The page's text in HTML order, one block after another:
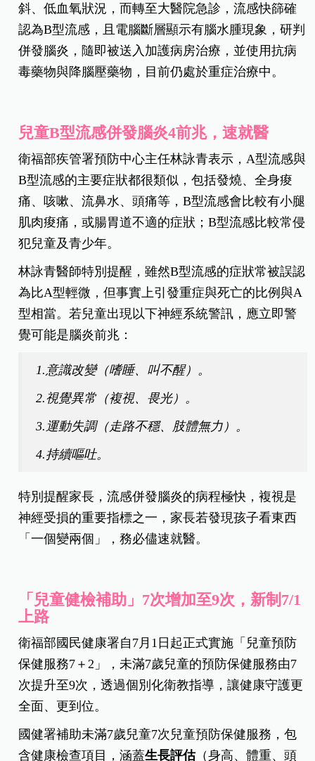
斜、低血氧狀況，而轉至大醫院急診，流感快篩確
認為B型流感，且電腦斷層顯示有腦水腫現象，研判
併發腦炎，隨即被送入加護病房治療，並使用抗病
毒藥物與降腦壓藥物，目前仍處於重症治療中。
兒童B型流感併發腦炎4前兆，速就醫
衛福部疾管署預防中心主任林詠青表示，A型流感與
B型流感的主要症狀都很類似，包括發燒、全身痠
痛、咳嗽、流鼻水、頭痛等，B型流感會比較有小腿
肌肉痠痛，或腸胃道不適的症狀；B型流感比較常侵
犯兒童及青少年。
林詠青醫師特別提醒，雖然B型流感的症狀常被誤認
為比A型輕微，但事實上引發重症與死亡的比例與A
型相當。若兒童出現以下神經系統警訊，應立即警
覺可能是腦炎前兆：
1.意識改變（嗜睡、叫不醒）。
2.視覺異常（複視、畏光）。
3.運動失調（走路不穩、肢體無力）。
4.持續嘔吐。
特別提醒家長，流感併發腦炎的病程極快，複視是
神經受損的重要指標之一，家長若發現孩子看東西
「一個變兩個」，務必儘速就醫。
「兒童健檢補助」7次增加至9次，新制7/1
上路
衛福部國民健康署自7月1日起正式實施「兒童預防
保健服務7＋2」，未滿7歲兒童的預防保健服務由7
次提升至9次，透過個別化衛教指導，讓健康守護更
全面、更到位。
國健署補助未滿7歲兒童7次兒童預防保健服務，包
含健康檢查項目，涵蓋生長評估（身高、體重、頭